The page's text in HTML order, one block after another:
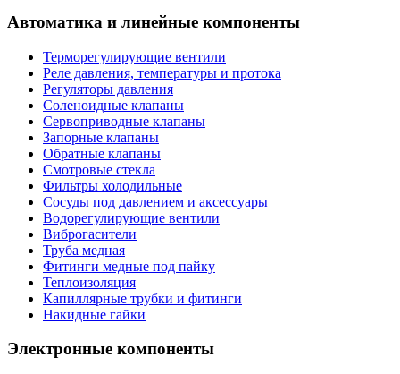
Автоматика и линейные компоненты
Терморегулирующие вентили
Реле давления, температуры и протока
Регуляторы давления
Соленоидные клапаны
Сервоприводные клапаны
Запорные клапаны
Обратные клапаны
Смотровые стекла
Фильтры холодильные
Сосуды под давлением и аксессуары
Водорегулирующие вентили
Виброгасители
Труба медная
Фитинги медные под пайку
Теплоизоляция
Капиллярные трубки и фитинги
Накидные гайки
Электронные компоненты